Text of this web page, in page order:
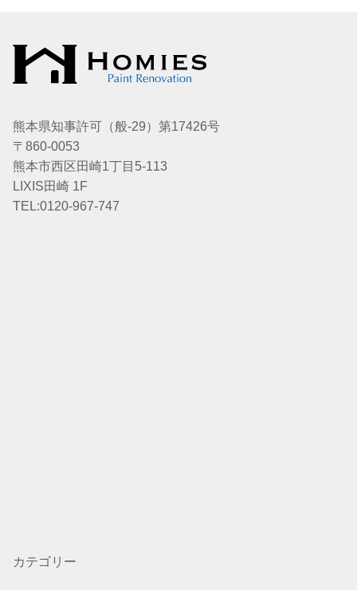
熊本県知事許可（般-29）第17426号
〒860-0053
熊本市西区田崎1丁目5-113
LIXIS田崎 1F
TEL:0120-967-747
カテゴリー